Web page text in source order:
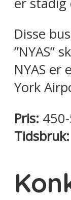
Disse
”NYAS”
NYAS
York
Pris:
Tidsbruk: